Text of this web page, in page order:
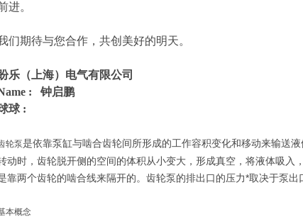
进。
们期待与您合作，共创美好的明天。
乐（上海）电气有限公司
: 钟启鹏
球 :
轮泵是依靠泵缸与啮合齿轮间所形成的工作容积变化和移动来输送
动时，齿轮脱开侧的空间的体积从小变大，形成真空，将液体吸
靠两个齿轮的啮合线来隔开的。齿轮泵的排出口的压力*取决于泵出
本概念